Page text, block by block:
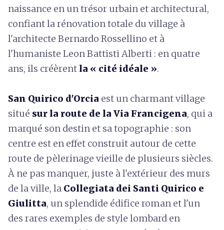
naissance en un trésor urbain et architectural,
confiant la rénovation totale du village à
l'architecte Bernardo Rossellino et à
l'humaniste Leon Battisti Alberti : en quatre
ans, ils créèrentla « cité idéale ».
San Quirico d'Orcia est un charmant village
situé sur la route de la Via Francigena, qui a
marqué son destin et sa topographie : son
centre est en effet construit autour de cette
route de pèlerinage vieille de plusieurs siècles.
À ne pas manquer, juste à l'extérieur des murs
de la ville, la Collegiata dei Santi Quirico e
Giulitta, un splendide édifice roman et l'un
des rares exemples de style lombard en